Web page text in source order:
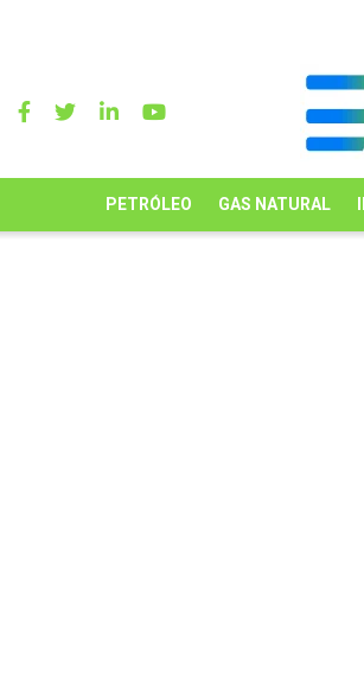
PETRÓLEO GAS NATURAL